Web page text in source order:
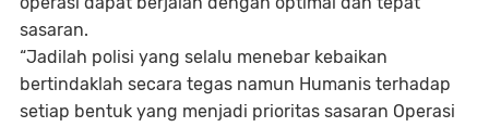
sasaran.
“Jadilah polisi yang selalu menebar kebaikan
bertindaklah secara tegas namun Humanis terhadap
setiap bentuk yang menjadi prioritas sasaran Operasi